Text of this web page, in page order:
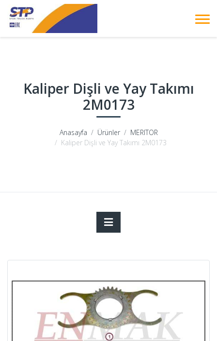
Kaliper Dişli ve Yay Takımı
2M0173
Anasayfa Ürünler
MERITOR
Kaliper Dişli ve Yay Takımı 2M0173